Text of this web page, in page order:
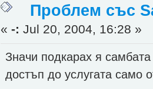
Проблем със
«-: Jul 20, 2004, 16:28 »
Значи подкарах я
достъп до услугата само